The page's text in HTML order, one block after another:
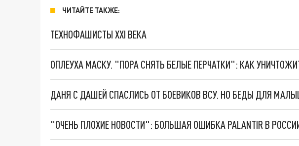
ЧИТАЙТЕ ТАКЖЕ:
ТЕХНОФАШИСТЫ XXI ВЕКА
ОПЛЕУХА МАСКУ. "ПОРА СНЯТЬ БЕЛЫЕ ПЕРЧАТКИ": КАК
ДАНЯ С ДАШЕЙ СПАСЛИСЬ ОТ БОЕВИКОВ ВСУ. НО БЕДЫ ДЛЯ